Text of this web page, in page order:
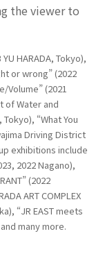
the viewer to
HARADA, Tokyo),
or wrong” (2022
Volume” (2021
of Water and
“What You
Driving District
exhibitions include
2022 Nagano),
(2022
ART COMPLEX
“JR EAST meets
many more.